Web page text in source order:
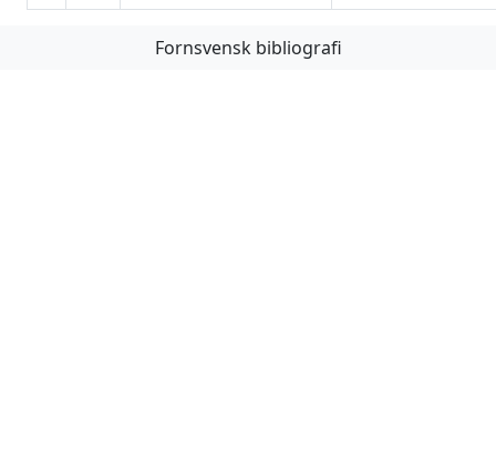
Föregående Nästa
Fornsvensk bibliografi